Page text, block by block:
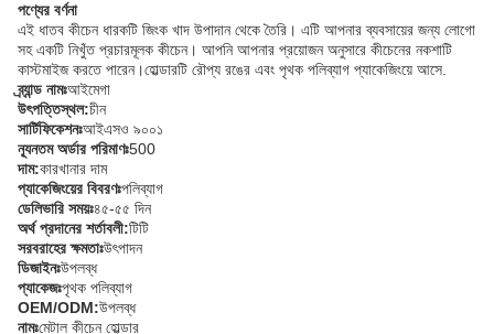
পণ্যের বর্ণনা
এই ধাতব কীচেন ধারকটি জিংক খাদ উপাদান থেকে তৈরি। এটি আপনার ব্যবসায়ের জন্য লোগো
সহ একটি নিখুঁত প্রচারমূলক কীচেন। আপনি আপনার প্রয়োজন অনুসারে কীচেনের নকশাটি
কাস্টমাইজ করতে পারেন।হোল্ডারটি রৌপ্য রঙের এবং পৃথক পলিব্যাগ প্যাকেজিংয়ে আসে.
ব্র্যান্ড নামঃআইমেগা
উৎপত্তিস্থল:চীন
সার্টিফিকেশনঃআইএসও ৯০০১
ন্যূনতম অর্ডার পরিমাণঃ500
দাম:কারখানার দাম
প্যাকেজিংয়ের বিবরণঃপলিব্যাগ
ডেলিভারি সময়ঃ৪৫-৫৫ দিন
অর্থ প্রদানের শর্তাবলী:টিটি
সরবরাহের ক্ষমতাঃউৎপাদন
ডিজাইনঃউপলব্ধ
প্যাকেজঃপৃথক পলিব্যাগ
OEM/ODM:উপলব্ধ
নামঃমেটাল কীচেন হোল্ডার